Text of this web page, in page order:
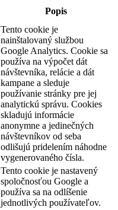
Popis
Tento cookie je
nainštalovaný službou
Google Analytics. Cookie sa
používa na výpočet dát
návštevníka, relácie a dát
kampane a sleduje
používanie stránky pre jej
analytickú správu. Cookies
skladujú informácie
anonymne a jedinečných
návštevníkov od seba
odlišujú pridelením náhodne
vygenerovaného čísla.
Tento cookie je nastavený
spoločnosťou Google a
používa sa na odlíšenie
jednotlivých používateľov.